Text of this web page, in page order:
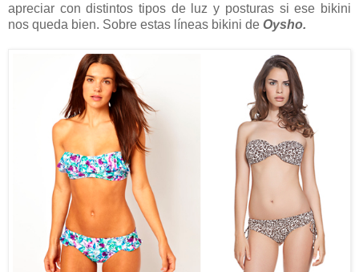
apreciar con distintos tipos de luz y posturas si ese bikini
nos queda bien. Sobre estas líneas bikini de Oysho.